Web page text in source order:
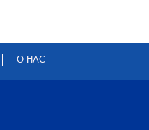
О НАС